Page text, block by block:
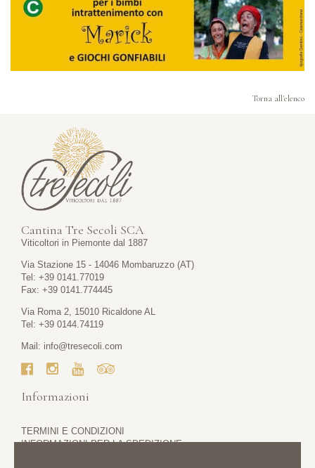
Torna all'elenco
Cantina Tre Secoli SCA
Viticoltori in Piemonte dal 1887
Via Stazione 15 - 14046 Mombaruzzo (AT)
Tel: +39 0141.77019
Fax: +39 0141.774445
Via Roma 2, 15010 Ricaldone AL
Tel: +39 0144.74119
Mail: info@tresecoli.com
Informazioni
TERMINI E CONDIZIONI
INFORMAZIONI PER LA SPEDIZIONE